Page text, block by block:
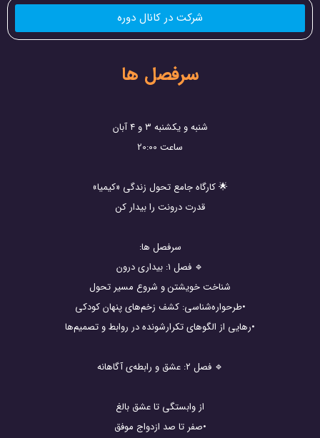
شرکت در کانال دوره
سرفصل ها
شنبه و یکشنبه ۳ و ۴ آبان
ساعت 20:00
🌟 کارگاه جامع تحول زندگی «کیمیا»
قدرت درونت را بیدار کن
سرفصل ها:
🔹 فصل ۱: بیداری درون
شناخت خویشتن و شروع مسیر تحول
•طرحواره‌شناسی: کشف زخم‌های پنهان کودکی
•رهایی از الگوهای تکرارشونده در روابط و تصمیم‌ها
🔹 فصل ۲: عشق و رابطه‌ی آگاهانه
از وابستگی تا عشق بالغ
•صفر تا صد ازدواج موفق